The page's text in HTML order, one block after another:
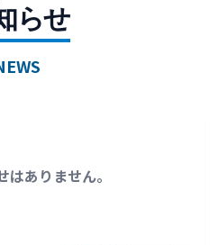
らせ
はありません。